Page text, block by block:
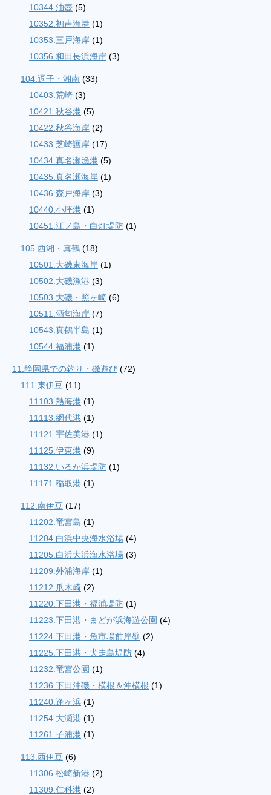
10344.油壺 (5)
10352.初声漁港 (1)
10353.三戸海岸 (1)
10356.和田長浜海岸 (3)
104.逗子・湘南 (33)
10403.荒崎 (3)
10421.秋谷港 (5)
10422.秋谷海岸 (2)
10433.芝崎護岸 (17)
10434.真名瀬漁港 (5)
10435.真名瀬海岸 (1)
10436.森戸海岸 (3)
10440.小坪港 (1)
10451.江ノ島・白灯堤防 (1)
105.西湘・真鶴 (18)
10501.大磯東海岸 (1)
10502.大磯漁港 (3)
10503.大磯・照ヶ崎 (6)
10511.酒匂海岸 (7)
10543.真鶴半島 (1)
10544.福浦港 (1)
11.静岡県での釣り・磯遊び (72)
111.東伊豆 (11)
11103.熱海港 (1)
11113.網代港 (1)
11121.宇佐美港 (1)
11125.伊東港 (9)
11132.いるか浜堤防 (1)
11171.稲取港 (1)
112.南伊豆 (17)
11202.竜宮島 (1)
11204.白浜中央海水浴場 (4)
11205.白浜大浜海水浴場 (3)
11209.外浦海岸 (1)
11212.爪木崎 (2)
11220.下田港・福浦堤防 (1)
11223.下田港・まどが浜海遊公園 (4)
11224.下田港・魚市場前岸壁 (2)
11225.下田港・犬走島堤防 (4)
11232.竜宮公園 (1)
11236.下田沖磯・横根＆沖横根 (1)
11240.逢ヶ浜 (1)
11254.大瀬港 (1)
11261.子浦港 (1)
113.西伊豆 (6)
11306.松崎新港 (2)
11309.仁科港 (2)